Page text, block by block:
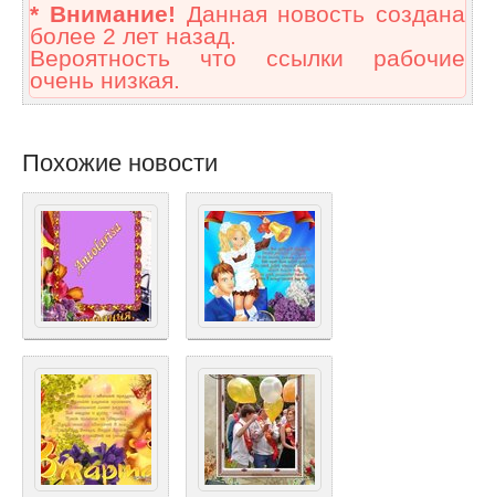
* Внимание! Данная новость создана
более 2 лет назад.
Вероятность что ссылки рабочие
очень низкая.
Похожие новости